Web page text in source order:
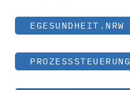
EGESUNDHEIT.NRW
PROZESSSTEUERUNG